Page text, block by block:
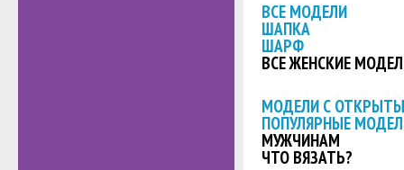
ВСЕ МОДЕЛИ
ШАПКА
ШАРФ
ВСЕ ЖЕНСКИЕ
МОДЕЛИ С
ПОПУЛЯРНЫЕ
МУЖЧИНАМ
ЧТО ВЯЗАТЬ?